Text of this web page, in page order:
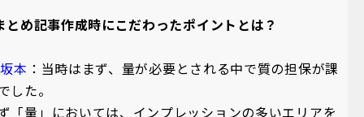
とめ記事作成時にこだわったポイントとは？
本 ：当時はまず、量が必要とされる中で質の担保が課
した。
「量」においては、インプレッションの多いエリアを